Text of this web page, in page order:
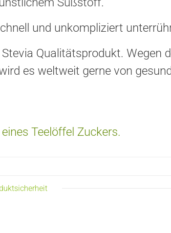
und unkompliziert
Qualitätsprodukt. Wegen
es weltweit gerne von
Teelöffel Zuckers.